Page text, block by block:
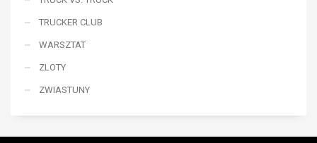
TRUCKER CLUB
WARSZTAT
ZLOTY
ZWIASTUNY